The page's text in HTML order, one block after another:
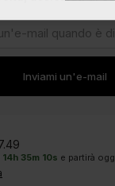
Inviami un'e-mail
14h 35m 9s e partirà oggi!